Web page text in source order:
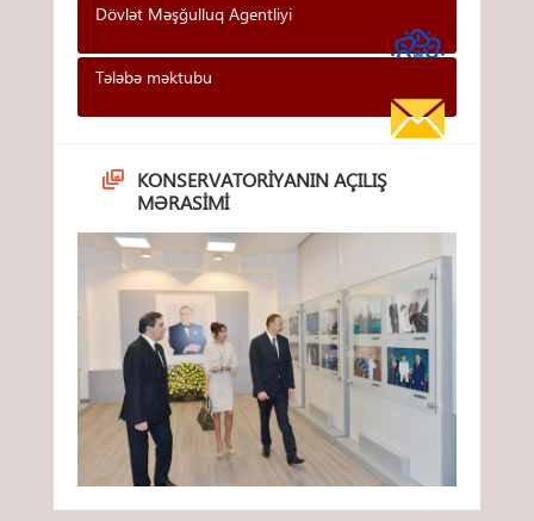
Dövlət Məşğulluq Agentliyi
Tələbə məktubu
KONSERVATORIYANIN AÇILIŞ
MƏRASIMI